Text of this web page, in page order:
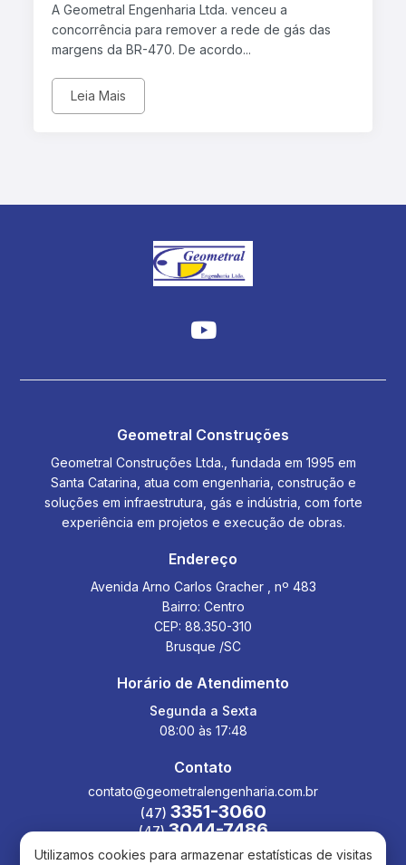
Utilizamos cookies para armazenar estatísticas de visitas
A Geometral Engenharia Ltda. venceu a
concorrência para remover a rede de gás das
margens da BR-470. De acordo...
Leia Mais
Geometral Construções
Geometral Construções Ltda., fundada em 1995 em
Santa Catarina, atua com engenharia, construção e
soluções em infraestrutura, gás e indústria, com forte
experiência em projetos e execução de obras.
Endereço
Avenida Arno Carlos Gracher , nº 483
Bairro: Centro
CEP: 88.350-310
Brusque /SC
Horário de Atendimento
Segunda a Sexta
08:00 às 17:48
Contato
contato@geometralengenharia.com.br
(47) 3351-3060
(47)3044-7486